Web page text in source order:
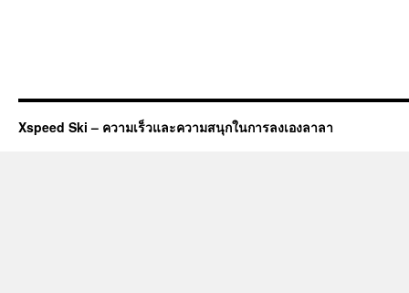
Xspeed Ski – ความเร็วและความสนุกในการลงเองลาลา